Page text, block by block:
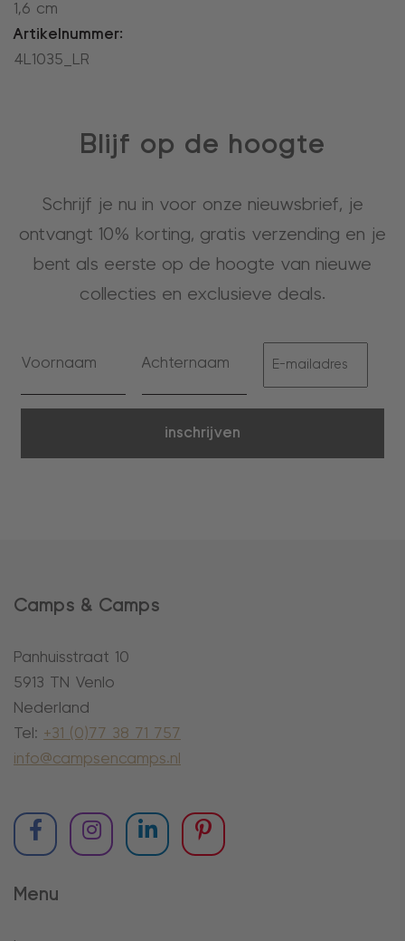
1,6 cm
Artikelnummer:
4L1035_LR
Blijf op de hoogte
Schrijf je nu in voor onze nieuwsbrief, je
ontvangt 10% korting, gratis verzending en je
bent als eerste op de hoogte van nieuwe
collecties en exclusieve deals.
inschrijven
Camps & Camps
Panhuisstraat 10
5913 TN Venlo
Nederland
Tel: +31 (0)77 38 71 757
info@campsencamps.nl
Menu